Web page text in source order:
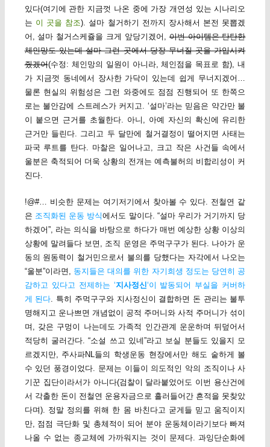
있다(여기에 관한 지금껏 나온 중에 가장 개연성 있는 시나리오
는 이 곳을 참조). 설마 철거하기 전까지 장사해서 본전 못뽑겠
어, 설마 철거스케쥴을 크게 앞당기겠어,이번 아이템은 탄탄한
체인망도 있는데 설마 그런 곳에서 당장 무너질 곳을 가입시켜
줬겠어(수정: 체인망의 일원이 아니라, 체인점을 목표로 함), 내
가 지금껏 동네에서 장사한 가닥이 있는데 쉽게 무너지겠어…
물론 현실의 위험성은 그런 와중에도 점점 진행되어 또 한쪽으
로는 불안감에 스트레스가 커지고. ‘설마’라는 믿음은 약간만 불
이 붙으면 근거를 초월한다. 아니, 아예 자신의 확신에 유리한
근거만 들린다. 그리고 두 달만에 철거결정이 떨어지면 사태는
파국 루트를 탄다. 마찰은 일어나고, 크고 작은 사건들 속에서
울분은 축적되어 더욱 상황의 전개는 예측불허의 비합리성이 커
진다.
!@#… 비슷한 문제는 여기저기에서 찾아볼 수 있다. 전철연 같
은 조직화된 운동 방식에서도 말이다. “설마 우리가 거기까지 당
하겠어”, 라는 의식을 바탕으로 하다가 매번 예상한 상황 이상의
상황에 말려들다 보면, 조직 운영은 주먹구구가 된다. 나아가 운
동의 원동력이 철거민으로서 불의를 당했다는 자각에서 나오는
“울분”이라면, 동지들은 대의를 위한 자기희생 정도는 당연히 공
감하고 있다고 전제하는 ‘지사정신‘이 발동되어 부실을 커버하
게 된다 . 특히 주먹구구와 지사정신이 결합하면 돈 관리는 불투
명해지고 운나쁘면 개념없이 공적 주머니와 사적 주머니가 섞이
며, 갖은 구멍이 나는데도 가족적 인간관계 운운하며 뒤덮어서
적당히 굴러간다. “소설 쓰고 있네”라고 보실 분들도 있을지 모
르겠지만, 주사파NL들의 학생운동 현장에서만 해도 숱하게 볼
수 있던 풍경이었다. 문제는 이들이 의도적인 악의 조직이나 사
기꾼 집단이라서가 아니다(검찰이 달라붙었어도 이번 용산건에
서 각출한 돈이 전철연 운용자금으로 흘러들어간 흔적을 못찾았
다며). 정말 정의를 위해 한 몸 바친다고 굳게들 믿고 움직이지
만, 점점 극단화 및 총체적이 되어 분야 운동체이라기보다 빠져
나올 수 없는 종교체에 가까워지는 것이 문제다. 과잉단순화에